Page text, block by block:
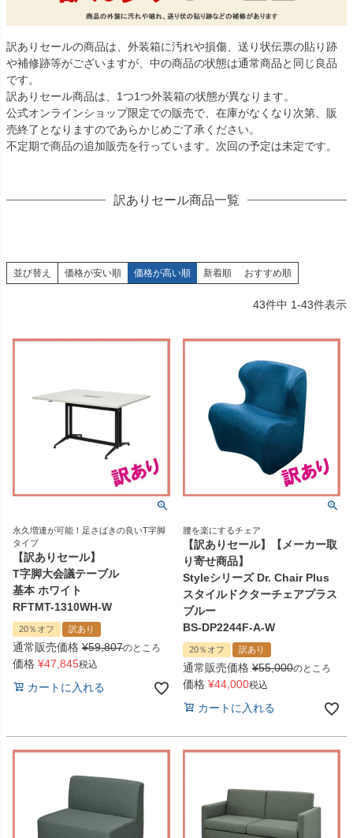
訳ありセールの商品は、外装箱に汚れや損傷、送り状伝票の貼り跡
や補修跡等がございますが、中の商品の状態は通常商品と同じ良品
です。
訳ありセール商品は、1つ1つ外装箱の状態が異なります。
公式オンラインショップ限定での販売で、在庫がなくなり次第、販
売終了となりますのであらかじめご了承ください。
不定期で商品の追加販売を行っています。次回の予定は未定です。
訳ありセール商品一覧
並び替え 価格が安い順 価格が高い順 新着順 おすすめ順
43件中 1-43件表示
永久増連が可能！足さばきの良いT字脚
タイプ
【訳ありセール】
T字脚大会議テーブル
基本 ホワイト
RFTMT-1310WH-W
20％オフ 訳あり
通常販売価格 ¥59,807のところ
価格 ¥47,845税込
カートに入れる
腰を楽にするチェア
【訳ありセール】【メーカー取
り寄せ商品】
Styleシリーズ Dr. Chair Plus
スタイルドクターチェアプラス
ブルー
BS-DP2244F-A-W
20％オフ 訳あり
通常販売価格 ¥55,000のところ
価格 ¥44,000税込
カートに入れる